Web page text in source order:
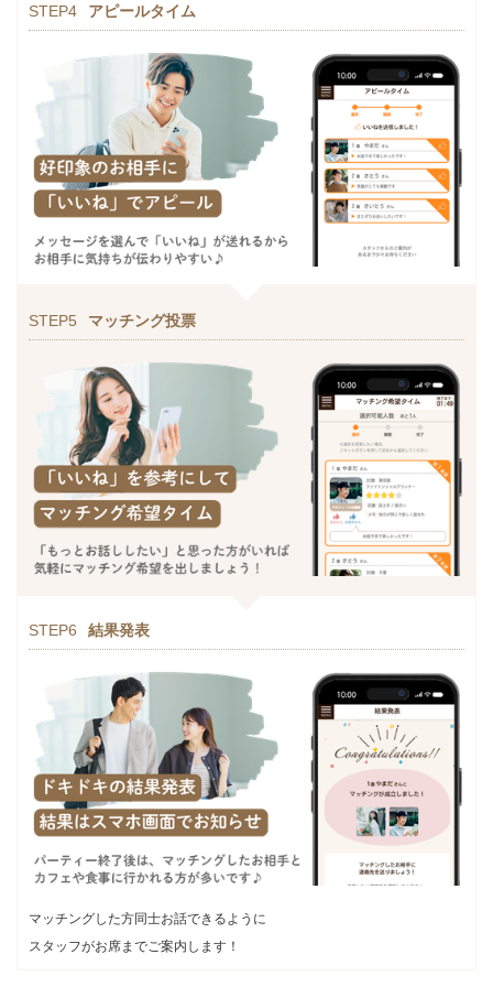
STEP4 アピールタイム
STEP5 マッチング投票
STEP6 結果発表
マッチングした方同士お話できるように
スタッフがお席までご案内します！